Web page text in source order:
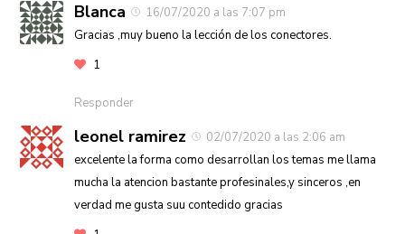
Blanca
16/07/2020 a las 7:07 pm
Gracias ,muy bueno la lección de los conectores.
1
Responder
leonel ramirez
02/07/2020 a las 2:06 am
excelente la forma como desarrollan los temas me llama
mucha la atencion bastante profesinales,y sinceros ,en
verdad me gusta suu contedido gracias